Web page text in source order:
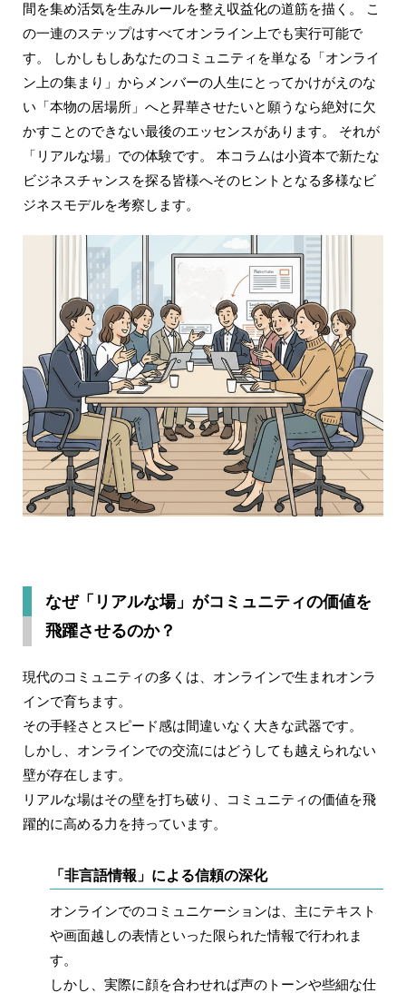
間を集め活気を生みルールを整え収益化の道筋を描く。 こ
の一連のステップはすべてオンライン上でも実行可能で
す。 しかしもしあなたのコミュニティを単なる「オンライ
ン上の集まり」からメンバーの人生にとってかけがえのな
い「本物の居場所」へと昇華させたいと願うなら絶対に欠
かすことのできない最後のエッセンスがあります。 それが
「リアルな場」での体験です。 本コラムは小資本で新たな
ビジネスチャンスを探る皆様へそのヒントとなる多様なビ
ジネスモデルを考察します。
なぜ「リアルな場」がコミュニティの価値を
飛躍させるのか？
現代のコミュニティの多くは、オンラインで生まれオンラ
インで育ちます。
その手軽さとスピード感は間違いなく大きな武器です。
しかし、オンラインでの交流にはどうしても越えられない
壁が存在します。
リアルな場はその壁を打ち破り、コミュニティの価値を飛
躍的に高める力を持っています。
「非言語情報」による信頼の深化
オンラインでのコミュニケーションは、主にテキスト
や画面越しの表情といった限られた情報で行われま
す。
しかし、実際に顔を合わせれば声のトーンや些細な仕